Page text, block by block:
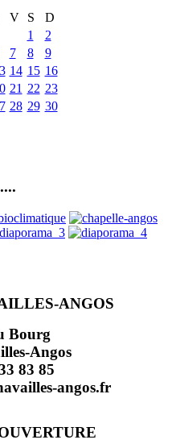
V S
D
1
2
7 8
9
14 15 16
21 22 23
28 29 30
ANGOS
Bourg
Angos
83 85
angos.fr